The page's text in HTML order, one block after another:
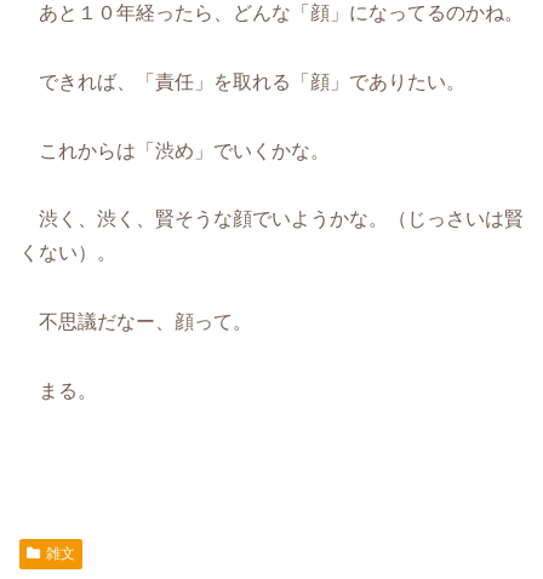
あと１０年経ったら、どんな「顔」になってるのかね。
できれば、「責任」を取れる「顔」でありたい。
これからは「渋め」でいくかな。
渋く、渋く、賢そうな顔でいようかな。（じっさいは賢
くない）。
不思議だなー、顔って。
まる。
雑文